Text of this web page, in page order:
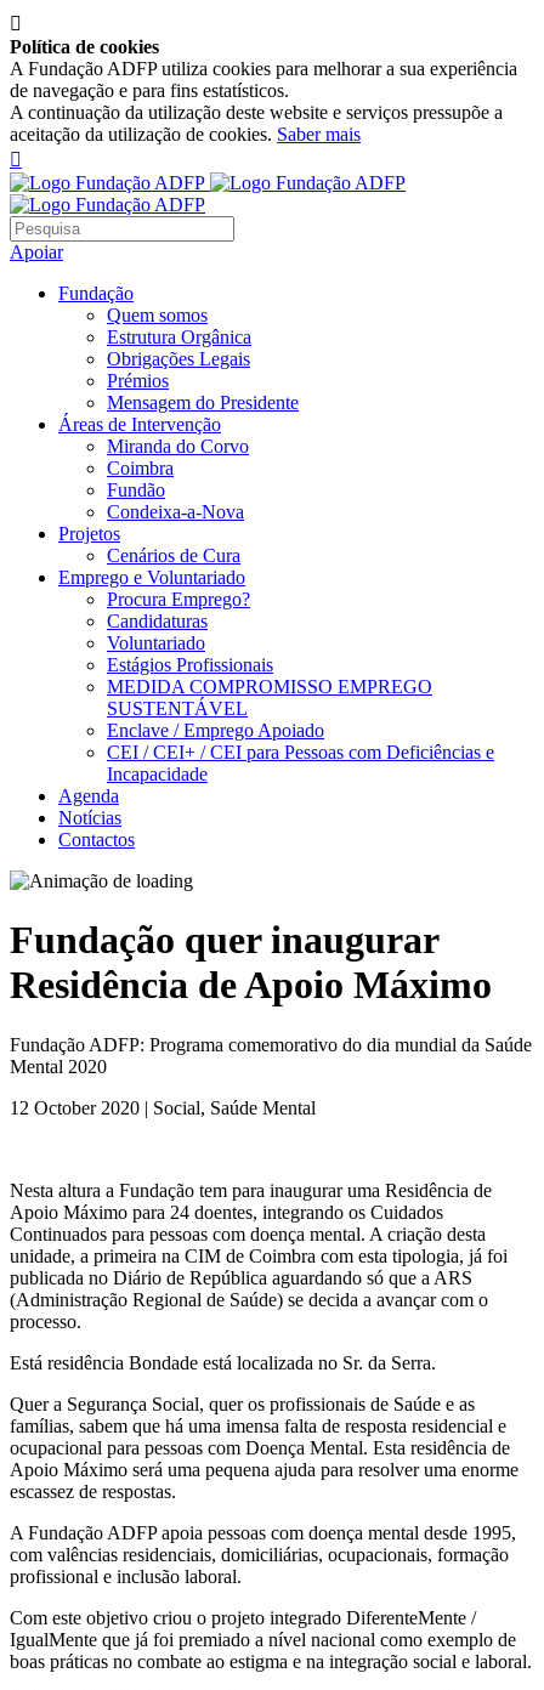

Política de cookies
A Fundação ADFP utiliza cookies para melhorar a sua experiência
de navegação e para fins estatísticos.
A continuação da utilização deste website e serviços pressupõe a
aceitação da utilização de cookies. Saber mais

Apoiar
Fundação
Quem somos
Estrutura Orgânica
Obrigações Legais
Prémios
Mensagem do Presidente
Áreas de Intervenção
Miranda do Corvo
Coimbra
Fundão
Condeixa-a-Nova
Projetos
Cenários de Cura
Emprego e Voluntariado
Procura Emprego?
Candidaturas
Voluntariado
Estágios Profissionais
MEDIDA COMPROMISSO EMPREGO
SUSTENTÁVEL
Enclave / Emprego Apoiado
CEI / CEI+ / CEI para Pessoas com Deficiências e
Incapacidade
Agenda
Notícias
Contactos
Fundação quer inaugurar
Residência de Apoio Máximo
Fundação ADFP: Programa comemorativo do dia mundial da Saúde
Mental 2020
12 October 2020 | Social, Saúde Mental
Nesta altura a Fundação tem para inaugurar uma Residência de
Apoio Máximo para 24 doentes, integrando os Cuidados
Continuados para pessoas com doença mental. A criação desta
unidade, a primeira na CIM de Coimbra com esta tipologia, já foi
publicada no Diário de República aguardando só que a ARS
(Administração Regional de Saúde) se decida a avançar com o
processo.
Está residência Bondade está localizada no Sr. da Serra.
Quer a Segurança Social, quer os profissionais de Saúde e as
famílias, sabem que há uma imensa falta de resposta residencial e
ocupacional para pessoas com Doença Mental. Esta residência de
Apoio Máximo será uma pequena ajuda para resolver uma enorme
escassez de respostas.
A Fundação ADFP apoia pessoas com doença mental desde 1995,
com valências residenciais, domiciliárias, ocupacionais, formação
profissional e inclusão laboral.
Com este objetivo criou o projeto integrado DiferenteMente /
IgualMente que já foi premiado a nível nacional como exemplo de
boas práticas no combate ao estigma e na integração social e laboral.